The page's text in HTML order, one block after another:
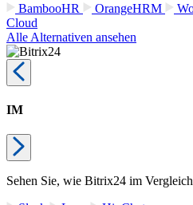
BambooHR
OrangeHRM
Cloud
Alle Alternativen ansehen
IM
Sehen Sie, wie Bitrix24 im